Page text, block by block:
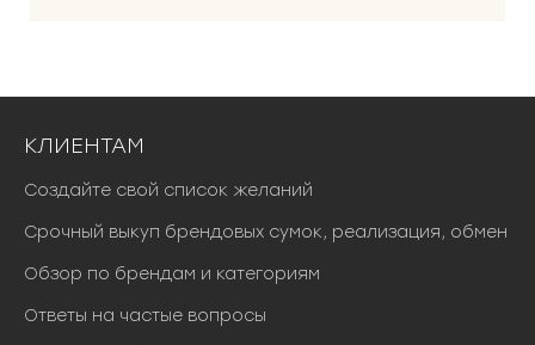
КЛИЕНТАМ
Создайте свой список желаний
Срочный выкуп брендовых сумок, реализация, обмен
Обзор по брендам и категориям
Ответы на частые вопросы